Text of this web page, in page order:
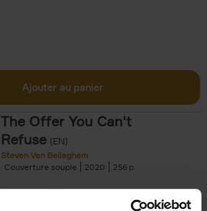
Ajouter au panier
The Offer You Can't
Refuse (EN)
Steven Van Belleghem
Couverture souple
2020 256
€37,50